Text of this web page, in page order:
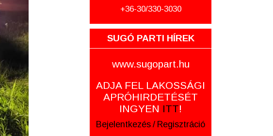
+36-30/330-3030
SUGÓ PARTI HÍREK
www.sugopart.hu
ADJA FEL LAKOSSÁGI
APRÓHIRDETÉSÉT
INGYEN ITT!
Bejelentkezés / Regisztráció